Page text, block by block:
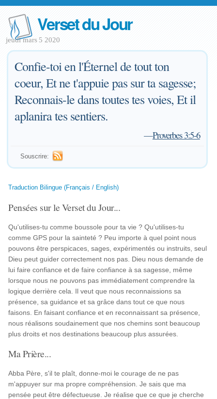
Verset du Jour
jeudi mars 5 2020
Confie-toi en l'Éternel de tout ton
coeur, Et ne t'appuie pas sur ta sagesse;
Reconnais-le dans toutes tes voies, Et il
aplanira tes sentiers.
—Proverbes 3:5-6
Souscrire:
Traduction Bilingue (Français / English)
Pensées sur le Verset du Jour...
Qu'utilises-tu comme boussole pour ta vie ? Qu'utilises-tu
comme GPS pour la sainteté ? Peu importe à quel point nous
pouvons être perspicaces, sages, expérimentés ou instruits, seul
Dieu peut guider correctement nos pas. Dieu nous demande de
lui faire confiance et de faire confiance à sa sagesse, même
lorsque nous ne pouvons pas immédiatement comprendre la
logique derrière cela. Il veut que nous reconnaissions sa
présence, sa guidance et sa grâce dans tout ce que nous
faisons. En faisant confiance et en reconnaissant sa présence,
nous réalisons soudainement que nos chemins sont beaucoup
plus droits et nos destinations beaucoup plus assurées.
Ma Prière...
Abba Père, s'il te plaît, donne-moi le courage de ne pas
m'appuyer sur ma propre compréhension. Je sais que ma
pensée peut être défectueuse. Je réalise que ce que je cherche